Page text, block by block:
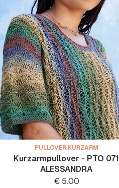
PULLOVER KURZARM
Kurzarmpullover - PTO 071
ALESSANDRA
€5.00